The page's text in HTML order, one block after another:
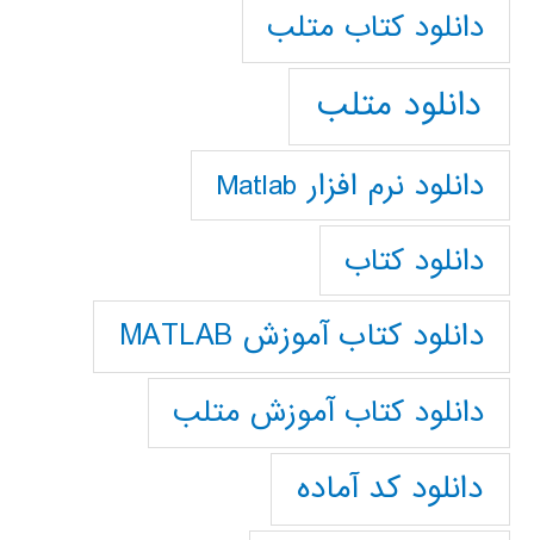
دانلود كتاب متلب
دانلود متلب
دانلود نرم افزار Matlab
دانلود کتاب
دانلود کتاب آموزش MATLAB
دانلود کتاب آموزش متلب
دانلود کد آماده